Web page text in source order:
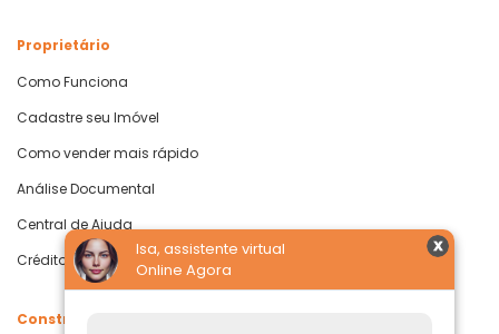
Isa, assistente virtual
Online Agora
Proprietário
Como Funciona
Cadastre seu Imóvel
Como vender mais rápido
Análise Documental
Central de Ajuda
Crédito com Garantia de Imóvel
Construtoras